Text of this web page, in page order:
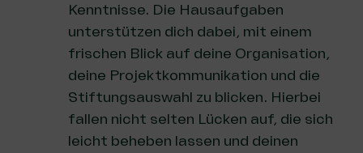
Kenntnisse. Die Hausaufgaben
unterstützen dich dabei, mit einem
frischen Blick auf deine Organisation,
deine Projektkommunikation und die
Stiftungsauswahl zu blicken. Hierbei
fallen nicht selten Lücken auf, die sich
leicht beheben lassen und deinen